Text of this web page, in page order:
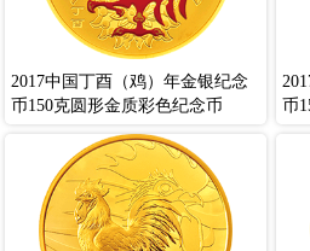
2017中国丁酉（鸡）年金银纪念
币150克圆形金质彩色纪念币
币